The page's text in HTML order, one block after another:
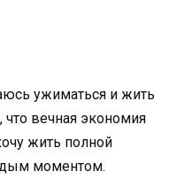
ужиматься и жить
что вечная экономия
жить полной
моментом.